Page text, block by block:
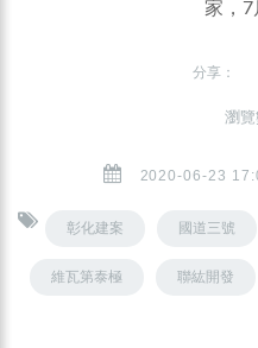
家，7
分享：
瀏
2020-06-23
彰化建案 國道三號
維瓦第泰極 聯紘開發